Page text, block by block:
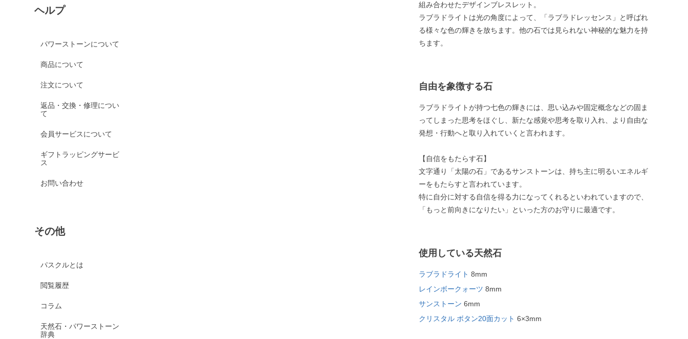
ヘルプ
パワーストーンについて
商品について
注文について
返品・交換・修理につい
て
会員サービスについて
ギフトラッピングサービ
ス
お問い合わせ
その他
パスクルとは
閲覧履歴
コラム
天然石・パワーストーン
辞典
組み合わせたデザインブレスレット。
ラブラドライトは光の角度によって、「ラブラドレッセンス」と呼ばれ
る様々な色の輝きを放ちます。他の石では見られない神秘的な魅力を持
ちます。
自由を象徴する石
ラブラドライトが持つ七色の輝きには、思い込みや固定概念などの固ま
ってしまった思考をほぐし、新たな感覚や思考を取り入れ、より自由な
発想・行動へと取り入れていくと言われます。
【自信をもたらす石】
文字通り「太陽の石」であるサンストーンは、持ち主に明るいエネルギ
ーをもたらすと言われています。
特に自分に対する自信を得る力になってくれるといわれていますので、
「もっと前向きになりたい」といった方のお守りに最適です。
使用している天然石
ラブラドライト 8mm
レインボークォーツ 8mm
サンストーン 6mm
クリスタル ボタン20面カット 6×3mm